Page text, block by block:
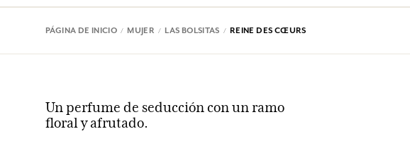
PÁGINA DE INICIO MUJER LAS BOLSITAS REINE DES CŒURS
Un perfume de seducción con un ramo
floral y afrutado.